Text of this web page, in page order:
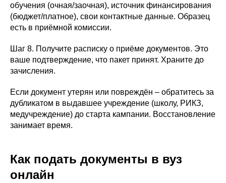
обучения (очная/заочная), источник финансирования
(бюджет/платное), свои контактные данные. Образец
есть в приёмной комиссии.
Шаг 8. Получите расписку о приёме документов. Это
ваше подтверждение, что пакет принят. Храните до
зачисления.
Если документ утерян или повреждён – обратитесь за
дубликатом в выдавшее учреждение (школу, РИКЗ,
медучреждение) до старта кампании. Восстановление
занимает время.
Как подать документы в вуз
онлайн